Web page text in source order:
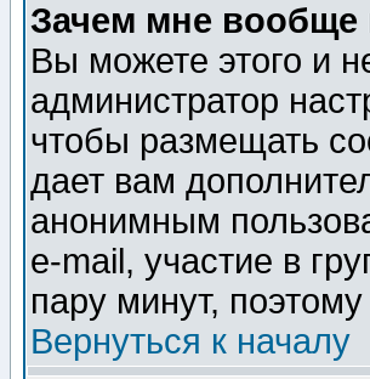
Зачем мне вообще
Вы можете этого и
администратор
чтобы размещать
дает вам
анонимным
e-mail, участие в
пару минут,
Вернуться к началу